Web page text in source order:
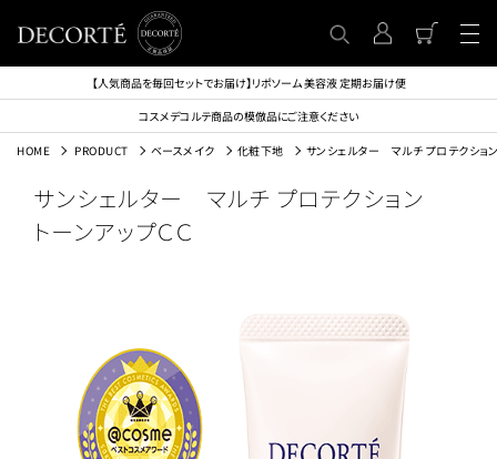
【人気商品を毎回セットでお届け】リポソーム 美容液 定期お届け便
コスメデコルテ商品の模倣品にご注意ください
HOME PRODUCT ベースメイク 化粧下地 サンシェルター マルチ プロテクショ
サンシェルター マルチ プロテクション
トーンアップＣＣ